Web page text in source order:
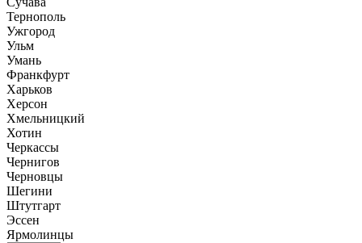
Тернополь
Ужгород
Ульм
Умань
Франкфурт
Харьков
Херсон
Хмельницкий
Хотин
Черкассы
Чернигов
Черновцы
Шегини
Штутгарт
Эссен
Ярмолинцы